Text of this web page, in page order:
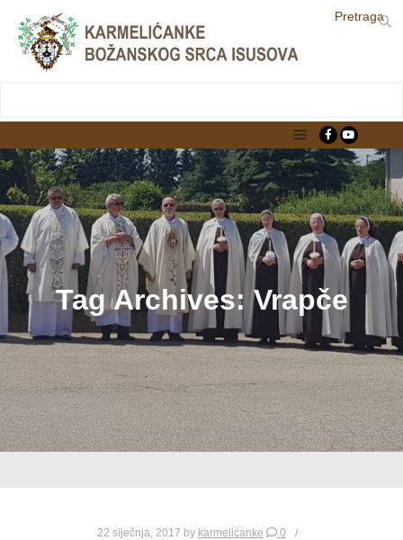
LjekarnaCroatia.com
Pretraga
Main menu
Tag Archives:Vrapče
22 siječnja, 2017 by karmelićanke
0